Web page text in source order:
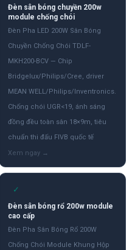
Đèn sân bóng chuyền 200w
module chống chói
Đèn Pha LED 200W Sân Bóng
Chuyền Chống Chói TDLF-
MKH200-BCV — Chip
Bridgelux/Philips/Cree, driver
MEAN WELL/Philips/Inventronics.
Chống chói UGR<19, ánh sáng
đồng đều toàn sân 18×9m, tiêu
chuẩn thi đấu FIVB quốc tế
✓
Đèn sân bóng rổ 200w module
cao cấp
Đèn Pha Sân Bóng Rổ 200W
Chống Chói Module Khung Hộp